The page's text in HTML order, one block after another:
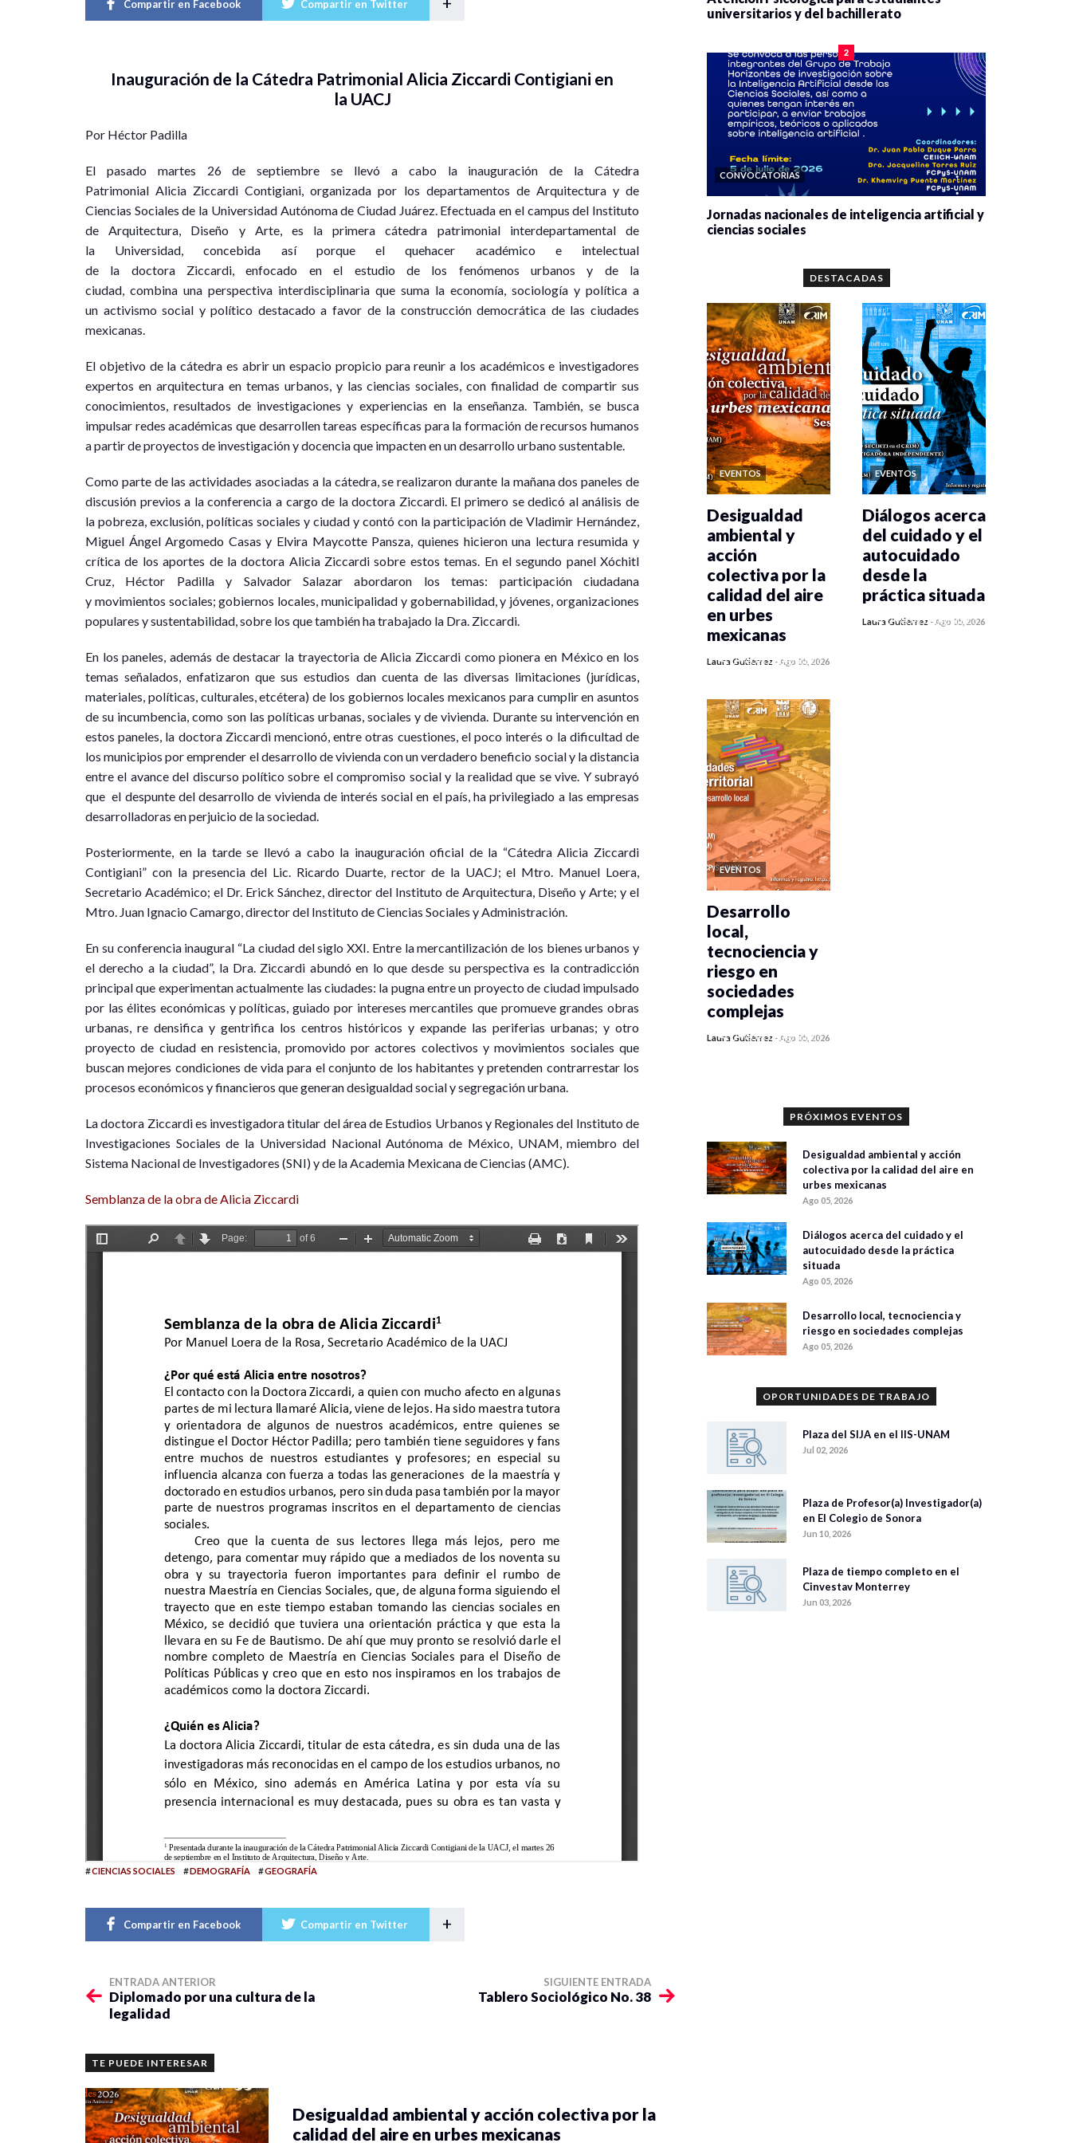
Compartir en Facebook Compartir en Twitter
Inauguración de la Cátedra Patrimonial Alicia Ziccardi Contigiani en
la UACJ
Por Héctor Padilla
El pasado martes 26 de septiembre se llevó a cabo la inauguración de la Cátedra
Patrimonial Alicia Ziccardi Contigiani, organizada por los departamentos de Arquitectura y de
Ciencias Sociales de la Universidad Autónoma de Ciudad Juárez. Efectuada en el campus del Instituto
de Arquitectura, Diseño y Arte, es la primera cátedra patrimonial interdepartamental de
la Universidad, concebida así porque el quehacer académico e intelectual
de la doctora Ziccardi, enfocado en el estudio de los fenómenos urbanos y de la
ciudad, combina una perspectiva interdisciplinaria que suma la economía, sociología y política a
un activismo social y político destacado a favor de la construcción democrática de las ciudades
mexicanas.
El objetivo de la cátedra es abrir un espacio propicio para reunir a los académicos e investigadores
expertos en arquitectura en temas urbanos, y las ciencias sociales, con finalidad de compartir sus
conocimientos, resultados de investigaciones y experiencias en la enseñanza. También, se busca
impulsar redes académicas que desarrollen tareas específicas para la formación de recursos humanos
a partir de proyectos de investigación y docencia que impacten en un desarrollo urbano sustentable.
Como parte de las actividades asociadas a la cátedra, se realizaron durante la mañana dos paneles de
discusión previos a la conferencia a cargo de la doctora Ziccardi. El primero se dedicó al análisis de
la pobreza, exclusión, políticas sociales y ciudad y contó con la participación de Vladimir Hernández,
Miguel Ángel Argomedo Casas y Elvira Maycotte Pansza, quienes hicieron una lectura resumida y
crítica de los aportes de la doctora Alicia Ziccardi sobre estos temas. En el segundo panel Xóchitl
Cruz, Héctor Padilla y Salvador Salazar abordaron los temas: participación ciudadana
y movimientos sociales; gobiernos locales, municipalidad y gobernabilidad, y jóvenes, organizaciones
populares y sustentabilidad, sobre los que también ha trabajado la Dra. Ziccardi.
En los paneles, además de destacar la trayectoria de Alicia Ziccardi como pionera en México en los
temas señalados, enfatizaron que sus estudios dan cuenta de las diversas limitaciones (jurídicas,
materiales, políticas, culturales, etcétera) de los gobiernos locales mexicanos para cumplir en asuntos
de su incumbencia, como son las políticas urbanas, sociales y de vivienda. Durante su intervención en
estos paneles, la doctora Ziccardi mencionó, entre otras cuestiones, el poco interés o la dificultad de
los municipios por emprender el desarrollo de vivienda con un verdadero beneficio social y la distancia
entre el avance del discurso político sobre el compromiso social y la realidad que se vive. Y subrayó
que el despunte del desarrollo de vivienda de interés social en el país, ha privilegiado a las empresas
desarrolladoras en perjuicio de la sociedad.
Posteriormente, en la tarde se llevó a cabo la inauguración oficial de la “Cátedra Alicia Ziccardi
Contigiani” con la presencia del Lic. Ricardo Duarte, rector de la UACJ; el Mtro. Manuel Loera,
Secretario Académico; el Dr. Erick Sánchez, director del Instituto de Arquitectura, Diseño y Arte; y el
Mtro. Juan Ignacio Camargo, director del Instituto de Ciencias Sociales y Administración.
En su conferencia inaugural “La ciudad del siglo XXI. Entre la mercantilización de los bienes urbanos y
el derecho a la ciudad”, la Dra. Ziccardi abundó en lo que desde su perspectiva es la contradicción
principal que experimentan actualmente las ciudades: la pugna entre un proyecto de ciudad impulsado
por las élites económicas y políticas, guiado por intereses mercantiles que promueve grandes obras
urbanas, re densifica y gentrifica los centros históricos y expande las periferias urbanas; y otro
proyecto de ciudad en resistencia, promovido por actores colectivos y movimientos sociales que
buscan mejores condiciones de vida para el conjunto de los habitantes y pretenden contrarrestar los
procesos económicos y financieros que generan desigualdad social y segregación urbana.
La doctora Ziccardi es investigadora titular del área de Estudios Urbanos y Regionales del Instituto de
Investigaciones Sociales de la Universidad Nacional Autónoma de México, UNAM, miembro del
Sistema Nacional de Investigadores (SNI) y de la Academia Mexicana de Ciencias (AMC).
Semblanza de la obra de Alicia Ziccardi
#CIENCIAS SOCIALES #DEMOGRAFÍA #GEOGRAFÍA
Compartir en Facebook Compartir en Twitter +
ENTRADA ANTERIOR
Diplomado por una cultura de la
legalidad
SIGUIENTE ENTRADA
Tablero Sociológico No. 38
TE PUEDE INTERESAR
Desigualdad ambiental y acción colectiva por la
calidad del aire en urbes mexicanas
universitarios y del bachillerato
2
CONVOCATORIAS
Jornadas nacionales de inteligencia artificial y
ciencias sociales
DESTACADAS
EVENTOS
0 veces compartido
Desigualdad
ambiental y
acción
colectiva por la
calidad del aire
en urbes
mexicanas
Laura Gutiérrez -Ago 05, 2026
EVENTOS
0 veces compartido
Diálogos acerca
del cuidado y el
autocuidado
desde la
práctica situada
Laura Gutiérrez -Ago 05, 2026
EVENTOS
0 veces compartido
Desarrollo
local,
tecnociencia y
riesgo en
sociedades
complejas
Laura Gutiérrez -Ago 05, 2026
PRÓXIMOS EVENTOS
Desigualdad ambiental y acción
colectiva por la calidad del aire en
urbes mexicanas
Ago 05, 2026
Diálogos acerca del cuidado y el
autocuidado desde la práctica
situada
Ago 05, 2026
Desarrollo local, tecnociencia y
riesgo en sociedades complejas
Ago 05, 2026
OPORTUNIDADES DE TRABAJO
Plaza del SIJA en el IIS-UNAM
Jul 02, 2026
Plaza de Profesor(a) Investigador(a)
en El Colegio de Sonora
Jun 10, 2026
Plaza de tiempo completo en el
Cinvestav Monterrey
Jun 03, 2026